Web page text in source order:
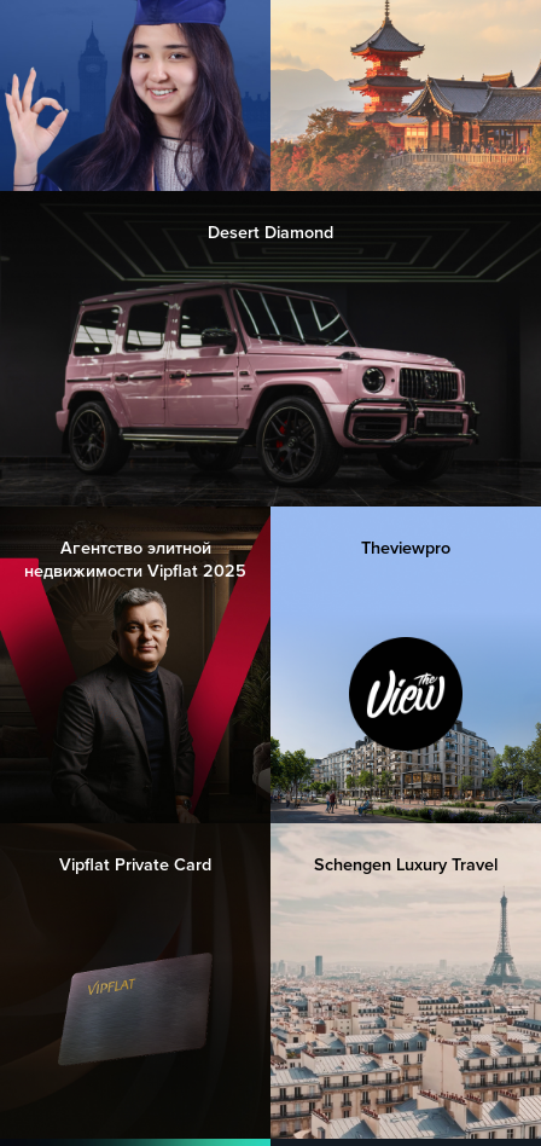
Desert Diamond
Агентство элитной
недвижимости Vipflat 2025
Theviewpro
Vipflat Private Card Schengen Luxury Travel